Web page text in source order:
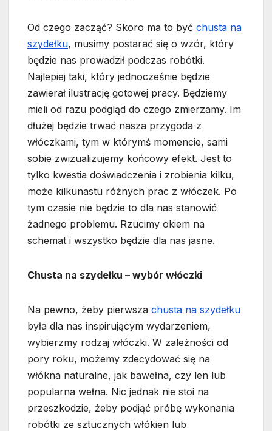
Od czego zacząć? Skoro ma to być chusta na
szydełku, musimy postarać się o wzór, który
będzie nas prowadził podczas robótki.
Najlepiej taki, który jednocześnie będzie
zawierał ilustrację gotowej pracy. Będziemy
mieli od razu podgląd do czego zmierzamy. Im
dłużej będzie trwać nasza przygoda z
włóczkami, tym w którymś momencie, sami
sobie zwizualizujemy końcowy efekt. Jest to
tylko kwestia doświadczenia i zrobienia kilku,
może kilkunastu różnych prac z włóczek. Po
tym czasie nie będzie to dla nas stanowić
żadnego problemu. Rzucimy okiem na
schemat i wszystko będzie dla nas jasne.
Chusta na szydełku – wybór włóczki
Na pewno, żeby pierwsza chusta na szydełku
była dla nas inspirującym wydarzeniem,
wybierzmy rodzaj włóczki. W zależności od
pory roku, możemy zdecydować się na
włókna naturalne, jak bawełna, czy len lub
popularna wełna. Nic jednak nie stoi na
przeszkodzie, żeby podjąć próbę wykonania
robótki ze sztucznych włókien lub